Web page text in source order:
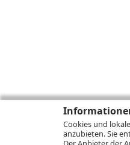
Cookies und
anzubieten. Sie